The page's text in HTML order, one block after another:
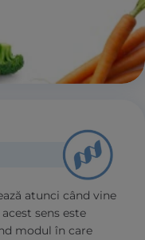
atunci când vine
sens este
modul în care